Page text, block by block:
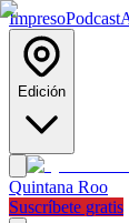
ImpresoPodcast
Edición
Quintana Roo
Suscríbete gratis